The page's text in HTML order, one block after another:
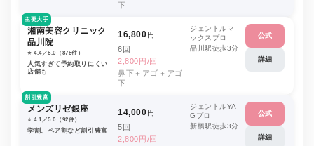
下
主要大手
湘南美容クリニック
品川院
⭐️ 4.4／5.0（875件）
人気すぎて予約取りにくい
店舗も
16,800円
6回
2,800円/回
鼻下＋アゴ＋アゴ
下
ジェントルマ
ックスプロ
品川駅徒歩3分
公式
詳細
割引豊富
メンズリゼ銀座
⭐️ 4.1／5.0（92件）
学割、ペア割など割引豊富
14,000円
5回
2,800円/回
ジェントルYA
Gプロ
新橋駅徒歩3分
公式
詳細